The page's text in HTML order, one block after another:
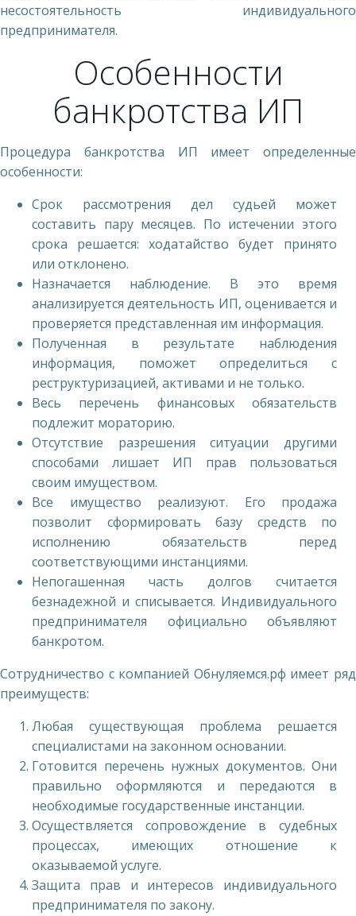
несостоятельность индивидуального
предпринимателя.
Особенности
банкротства ИП
Процедура банкротства ИП имеет определенные
особенности:
Срок рассмотрения дел судьей может
составить пару месяцев. По истечении этого
срока решается: ходатайство будет принято
или отклонено.
Назначается наблюдение. В это время
анализируется деятельность ИП, оценивается и
проверяется представленная им информация.
Полученная в результате наблюдения
информация, поможет определиться с
реструктуризацией, активами и не только.
Весь перечень финансовых обязательств
подлежит мораторию.
Отсутствие разрешения ситуации другими
способами лишает ИП прав пользоваться
своим имуществом.
Все имущество реализуют. Его продажа
позволит сформировать базу средств по
исполнению обязательств перед
соответствующими инстанциями.
Непогашенная часть долгов считается
безнадежной и списывается. Индивидуального
предпринимателя официально объявляют
банкротом.
Сотрудничество с компанией Обнуляемся.рф имеет ряд
преимуществ:
Любая существующая проблема решается
специалистами на законном основании.
Готовится перечень нужных документов. Они
правильно оформляются и передаются в
необходимые государственные инстанции.
Осуществляется сопровождение в судебных
процессах, имеющих отношение к
оказываемой услуге.
Защита прав и интересов индивидуального
предпринимателя по закону.